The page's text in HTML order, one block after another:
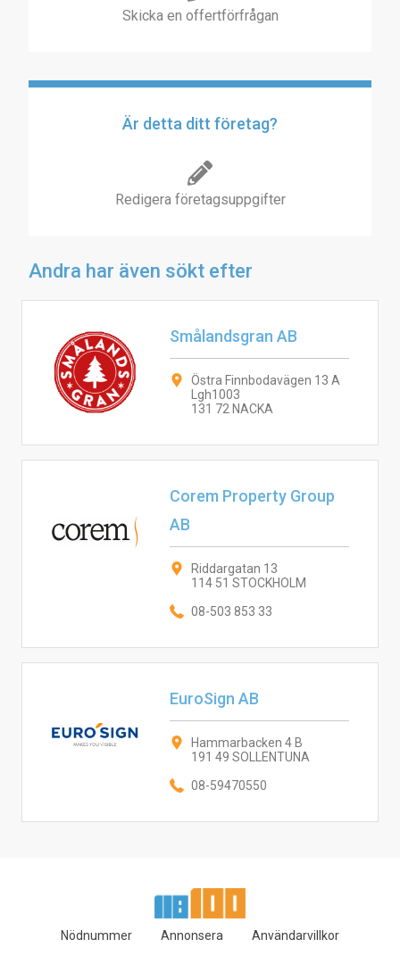
Skicka en offertförfrågan
Är detta ditt företag?
Redigera företagsuppgifter
Andra har även sökt efter
Smålandsgran AB
Östra Finnbodavägen 13 A
Lgh1003
131 72 NACKA
Corem Property Group
AB
Riddargatan 13
114 51 STOCKHOLM
08-503 853 33
EuroSign AB
Hammarbacken 4 B
191 49 SOLLENTUNA
08-59470550
Nödnummer Annonsera Användarvillkor